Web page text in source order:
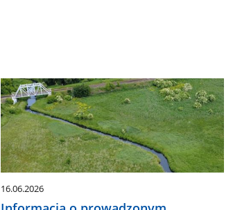
16.06.2026